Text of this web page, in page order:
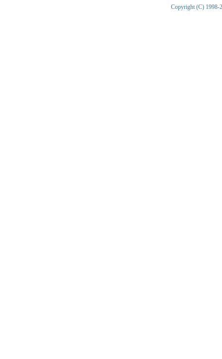
Copyright (C) 1998-